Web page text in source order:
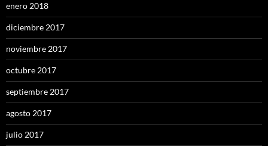
enero 2018
diciembre 2017
noviembre 2017
octubre 2017
septiembre 2017
agosto 2017
julio 2017